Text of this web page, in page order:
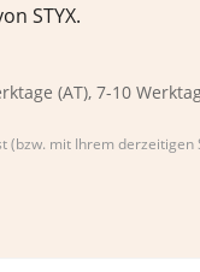
STYX.
(AT), 7-10
(bzw. mit Ihrem derzeitigen